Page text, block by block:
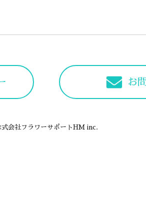
お
会社フラワーサポートHM inc.